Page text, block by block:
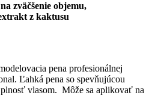
zväčšenie objemu,
z kaktusu
pena profesionálnej
Ľahká pena so spevňujúcou
vlasom. Môže sa aplikovať na